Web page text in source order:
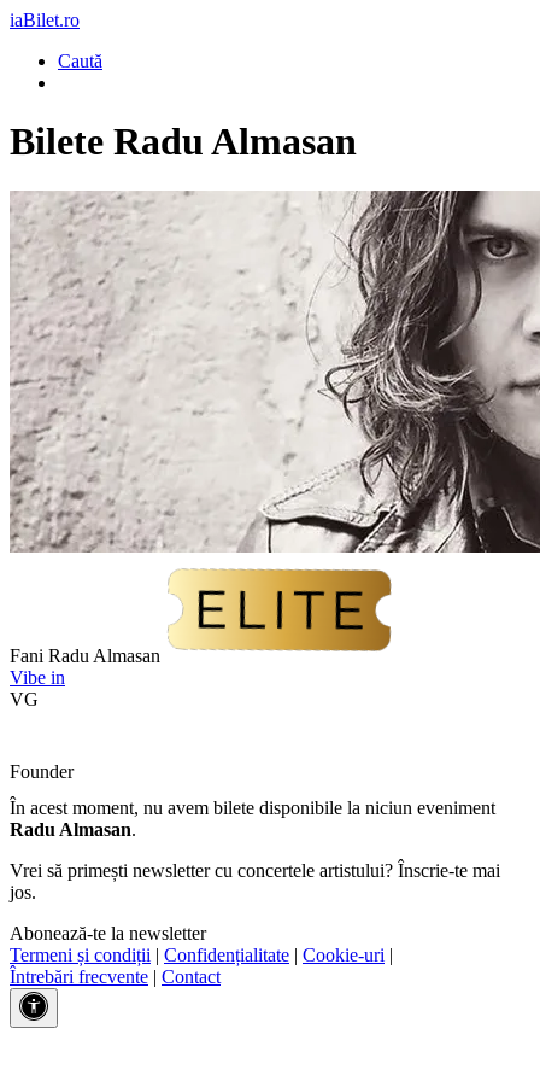
iaBilet.ro
Caută
Bilete Radu Almasan
Fani Radu Almasan
Vibe in
VG
Founder
În acest moment, nu avem bilete disponibile la niciun eveniment
Radu Almasan.
Vrei să primești newsletter cu concertele artistului? Înscrie-te mai
jos.
Abonează-te la newsletter
Termeni și condiții | Confidențialitate | Cookie-uri |
Întrebări frecvente | Contact